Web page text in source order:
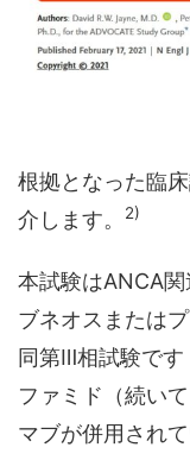
根拠となった臨
介します。
2)
本試験はANCA
ブネオスまたは
同第Ⅲ相試験です
ファミド（続い
マブが併用されて